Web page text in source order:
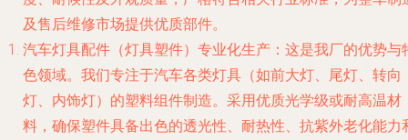
及售后维修市场提供优质部件。
汽车灯具配件（灯具塑件）专业化生产 ：这是我厂的优势与
色领域。我们专注于汽车各类灯具（如前大灯、尾灯、转向
灯、内饰灯）的塑料组件制造。采用优质光学级或耐高温材
料，确保塑件具备出色的透光性、耐热性、抗紫外老化能力